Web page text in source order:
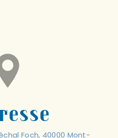
Foch, 40000 Mont-